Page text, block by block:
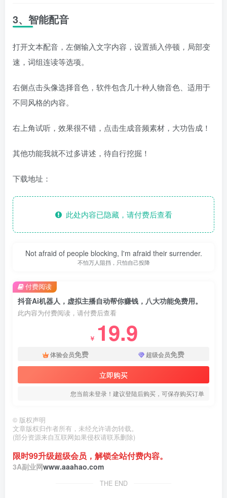
3、智能配音
打开文本配音，左侧输入文字内容，设置插入停顿，局部变
速，词组连读等选项。
右侧点击头像选择音色，软件包含几十种人物音色、适用于
不同风格的内容。
右上角试听，效果很不错，点击生成音频素材，大功告成！
其他功能我就不过多讲述，待自行挖掘！
下载地址：
此处内容已隐藏，请付费后查看
Not afraid of people blocking, I'm afraid their surrender.
不怕万人阻挡，只怕自己投降
抖音Ai机器人，虚拟主播自动帮你赚钱，八大功能免费用。
此内容为付费阅读，请付费后查看
￥ 19.9
体验会员免费 超级会员免费
立即购买
您当前未登录！建议登陆后购买，可保存购买订单
付费阅读
© 版权声明
文章版权归作者所有，未经允许请勿转载。
(部分资源来自互联网如果侵权请联系删除)
限时99升级超级会员，解锁全站付费内容。
3A副业网www.aaahao.com
THE END